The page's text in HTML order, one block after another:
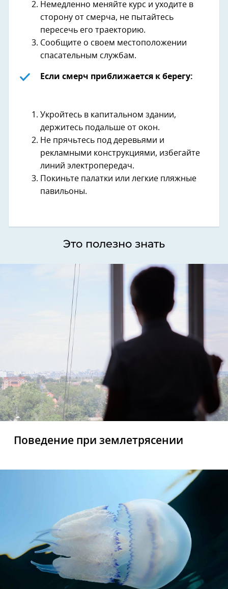
Немедленно меняйте курс и уходите в
сторону от смерча, не пытайтесь
пересечь его траекторию.
Сообщите о своем местоположении
спасательным службам.
Если смерч приближается к берегу:
Укройтесь в капитальном здании,
держитесь подальше от окон.
Не прячьтесь под деревьями и
рекламными конструкциями, избегайте
линий электропередач.
Покиньте палатки или легкие пляжные
павильоны.
Это полезно знать
Поведение при землетрясении